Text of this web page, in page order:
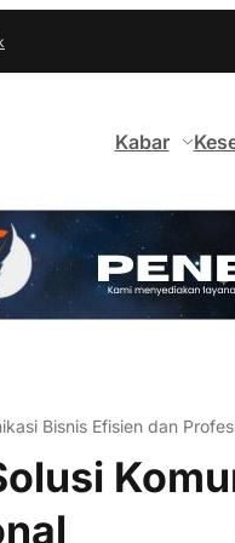
Kabar
Bisnis Efisien dan